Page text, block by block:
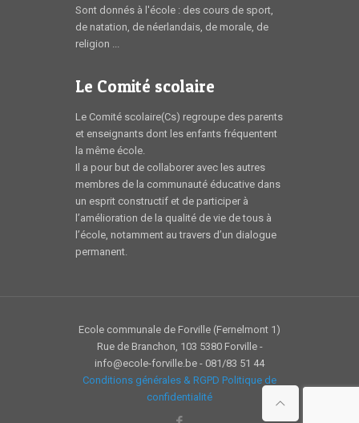
Sont donnés à l'école : des cours de sport,
de natation, de néerlandais, de morale, de
religion ...
Le Comité scolaire
Le Comité scolaire(Cs) regroupe des parents
et enseignants dont les enfants fréquentent
la même école.
Il a pour but de collaborer avec les autres
membres de la communauté éducative dans
un esprit constructif et de participer à
l’amélioration de la qualité de vie de tous à
l’école, notamment au travers d’un dialogue
permanent.
Ecole communale de Forville (Fernelmont 1)
Rue de Branchon, 103 5380 Forville -
info@ecole-forville.be - 081/83 51 44
Conditions générales & RGPD Politique de
confidentialité